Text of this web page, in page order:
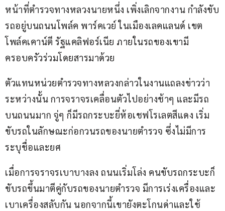
หน้าที่ตำรวจทางหลวงนายหนึ่ง เพิ่งเลิกจากงาน กำลังขับ
รถอยู่บนถนนโพล์ค พาร์คเวย์ ในเมืองเลคแลนด์ เขต
โพล์คเคาน์ตี รัฐแคลิฟอร์เนีย ภายในรถของเขามี
ครอบครัวร่วมโดยสารมาด้วย
ตัวแทนหน่วยตำรวจทางหลวงกล่าวในงานแถลงข่าวว่า
ระหว่างนั้น การจราจรเคลื่อนตัวไปอย่างช้าๆ และมีรถ
บนถนนมาก จู่ๆ ก็มีรถกระบะยี่ห้อเชฟโรเลตสีแดง เริ่ม
ขับรถในลักษณะก่อกวนรถของนายตำรวจ ซึ่งไม่มีการ
ระบุชื่อและยศ
เมื่อการจราจรเบาบางลง ถนนเริ่มโล่ง คนขับรถกระบะก็
ขับรถขึ้นมาตีคู่กับรถของนายตำรวจ มีการเร่งเครื่องและ
เบาเครื่องสลับกัน นอกจากนี้เขายังตะโกนด่าและใช้